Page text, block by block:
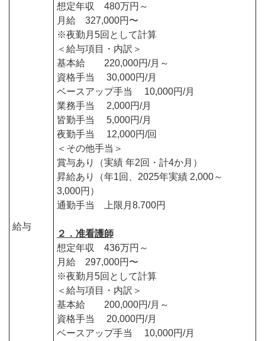
給与
想定年収 480万円～
月給 327,000円〜
※夜勤月5回として計算
＜給与項目・内訳＞
基本給 220,000円/月～
資格手当 30,000円/月
ベースアップ手当 10,000円/月
業務手当 2,000円/月
皆勤手当 5,000円/月
夜勤手当 12,000円/回
＜その他手当＞
賞与あり（実績 年2回・計4か月）
昇給あり（年1回、2025年実績 2,000～
3,000円）
通勤手当 上限月8.700円
２．准看護師
想定年収 436万円～
月給 297,000円〜
※夜勤月5回として計算
＜給与項目・内訳＞
基本給 200,000円/月～
資格手当 20,000円/月
ベースアップ手当 10,000円/月